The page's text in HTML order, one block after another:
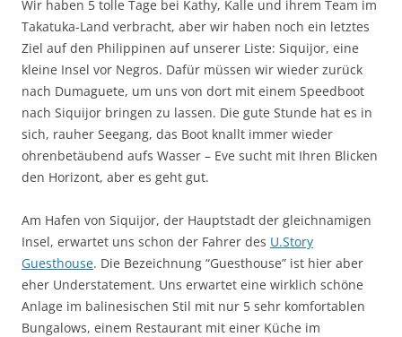
Wir haben 5 tolle Tage bei Kathy, Kalle und ihrem Team im
Takatuka-Land verbracht, aber wir haben noch ein letztes
Ziel auf den Philippinen auf unserer Liste: Siquijor, eine
kleine Insel vor Negros. Dafür müssen wir wieder zurück
nach Dumaguete, um uns von dort mit einem Speedboot
nach Siquijor bringen zu lassen. Die gute Stunde hat es in
sich, rauher Seegang, das Boot knallt immer wieder
ohrenbetäubend aufs Wasser – Eve sucht mit Ihren Blicken
den Horizont, aber es geht gut.
Am Hafen von Siquijor, der Hauptstadt der gleichnamigen
Insel, erwartet uns schon der Fahrer des U.Story
Guesthouse. Die Bezeichnung “Guesthouse” ist hier aber
eher Understatement. Uns erwartet eine wirklich schöne
Anlage im balinesischen Stil mit nur 5 sehr komfortablen
Bungalows, einem Restaurant mit einer Küche im